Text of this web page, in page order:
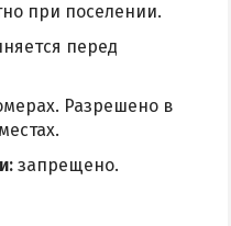
при поселении.
перед
Разрешено в
запрещено.